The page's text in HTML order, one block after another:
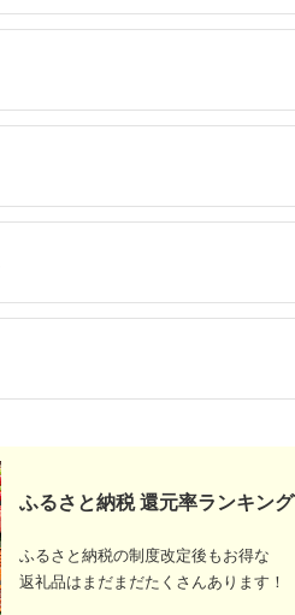
【長崎、雲仙、ハウス
【箱根町】JTB
ふるさと納税 還元率ランキン
ふるさと納税の制度改定後もお得な
返礼品はまだまだたくさんあります！